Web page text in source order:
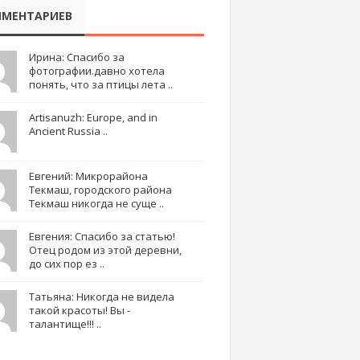
Ирина: Спасибо за
фотографии.давно хотела
понять, что за птицы лета ..
Artisanuzh: Europe, and in
Ancient Russia ..
Евгений: Микрорайона
Текмаш, городского района
Текмаш никогда не суще ..
Евгения: Спасибо за статью!
Отец родом из этой деревни,
до сих пор ез ..
Татьяна: Никогда не видела
такой красоты! Вы -
талантище!!! ..